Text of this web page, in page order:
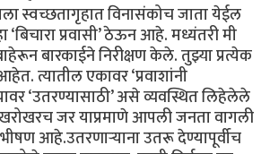
स्वच्छतागृहात विनासंकोच जाता येईल
प्रवासी’ ठेऊन आहे. मध्यंतरी मी
बारकाईने निरीक्षण केले. तुझ्या प्रत्येक
त्यातील एकावर ‘प्रवाशांनी
‘उतरण्यासाठी’ असे व्यवस्थित लिहेलेले
जर याप्रमाणे आपली जनता वागली
आहे.उतरणाऱ्याना उतरू देण्यापूर्वीच